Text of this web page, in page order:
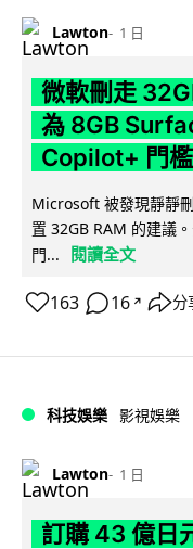
Lawton 1 日
微軟刪走
為 8GB
Copilot+ 門
Microsoft 被發現靜靜
置 32GB RAM 的建議
門...
閱讀全文
163 16 ↗ 分
科技娛樂 影視娛樂
Lawton 1 日
訂購 43 億日